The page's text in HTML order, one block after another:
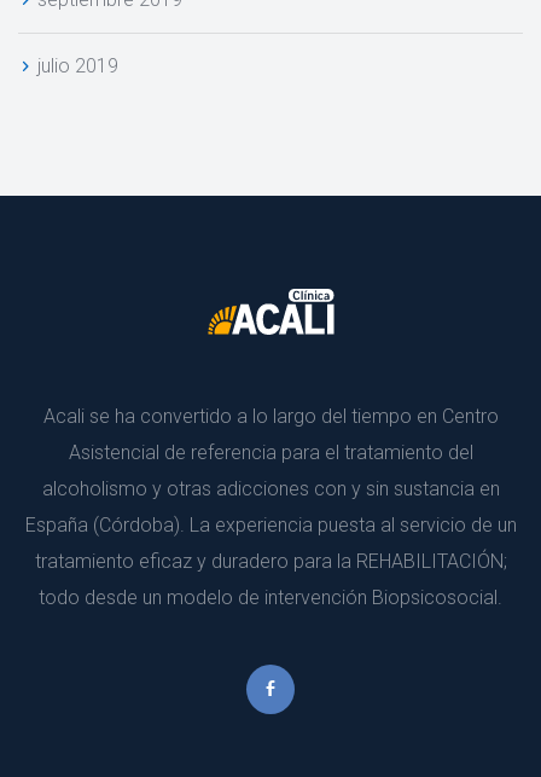
julio 2019
Acali se ha convertido a lo largo del tiempo en Centro
Asistencial de referencia para el tratamiento del
alcoholismo y otras adicciones con y sin sustancia en
España (Córdoba). La experiencia puesta al servicio de un
tratamiento eficaz y duradero para la REHABILITACIÓN;
todo desde un modelo de intervención Biopsicosocial.